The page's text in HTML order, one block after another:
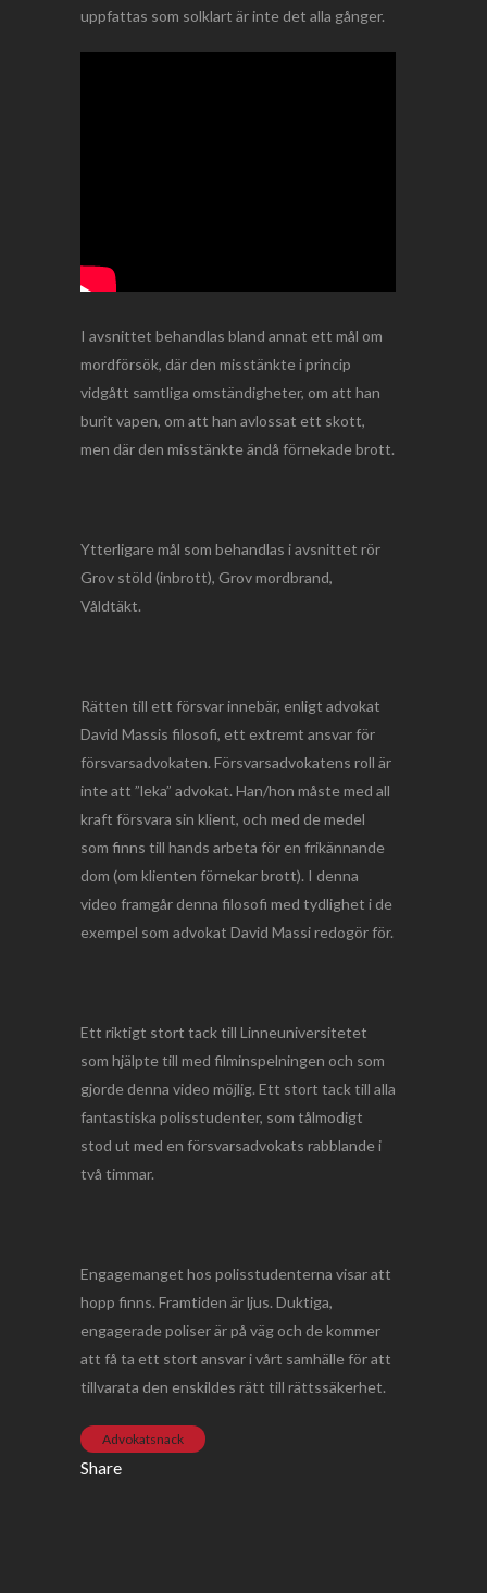
uppfattas som solklart är inte det alla gånger.
I avsnittet behandlas bland annat ett mål om
mordförsök, där den misstänkte i princip
vidgått samtliga omständigheter, om att han
burit vapen, om att han avlossat ett skott,
men där den misstänkte ändå förnekade brott.
Ytterligare mål som behandlas i avsnittet rör
Grov stöld (inbrott), Grov mordbrand,
Våldtäkt.
Rätten till ett försvar innebär, enligt advokat
David Massis filosofi, ett extremt ansvar för
försvarsadvokaten. Försvarsadvokatens roll är
inte att ”leka” advokat. Han/hon måste med all
kraft försvara sin klient, och med de medel
som finns till hands arbeta för en frikännande
dom (om klienten förnekar brott). I denna
video framgår denna filosofi med tydlighet i de
exempel som advokat David Massi redogör för.
Ett riktigt stort tack till Linneuniversitetet
som hjälpte till med filminspelningen och som
gjorde denna video möjlig. Ett stort tack till alla
fantastiska polisstudenter, som tålmodigt
stod ut med en försvarsadvokats rabblande i
två timmar.
Engagemanget hos polisstudenterna visar att
hopp finns. Framtiden är ljus. Duktiga,
engagerade poliser är på väg och de kommer
att få ta ett stort ansvar i vårt samhälle för att
tillvarata den enskildes rätt till rättssäkerhet.
Advokatsnack
Share